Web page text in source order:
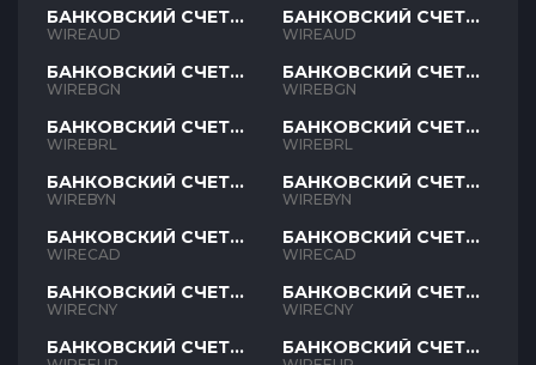
БАНКОВСКИЙ СЧЕТ
AUD
WIREAUD
БАНКОВСКИЙ СЧЕТ
BGN
WIREBGN
БАНКОВСКИЙ СЧЕТ
BRL
WIREBRL
БАНКОВСКИЙ СЧЕТ
BYN
WIREBYN
БАНКОВСКИЙ СЧЕТ
CAD
WIRECAD
БАНКОВСКИЙ СЧЕТ
CNY
WIRECNY
БАНКОВСКИЙ СЧЕТ
БАНКОВСКИЙ СЧЕТ
AUD
WIREAUD
БАНКОВСКИЙ СЧЕТ
BGN
WIREBGN
БАНКОВСКИЙ СЧЕТ
BRL
WIREBRL
БАНКОВСКИЙ СЧЕТ
BYN
WIREBYN
БАНКОВСКИЙ СЧЕТ
CAD
WIRECAD
БАНКОВСКИЙ СЧЕТ
CNY
WIRECNY
БАНКОВСКИЙ СЧЕТ